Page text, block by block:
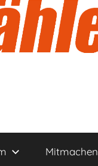
Mitmachen